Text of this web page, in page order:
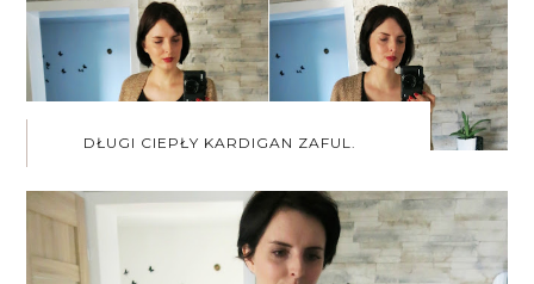
DŁUGI CIEPŁY KARDIGAN ZAFUL.